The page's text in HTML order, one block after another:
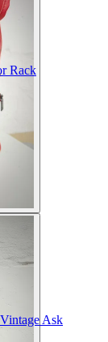
Rack
Ask